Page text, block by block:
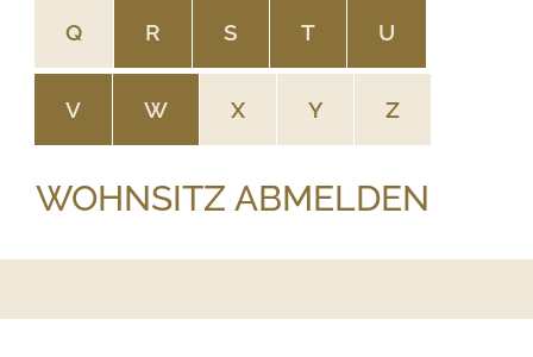
Q R S T U
V W X Y Z
WOHNSITZ ABMELDEN